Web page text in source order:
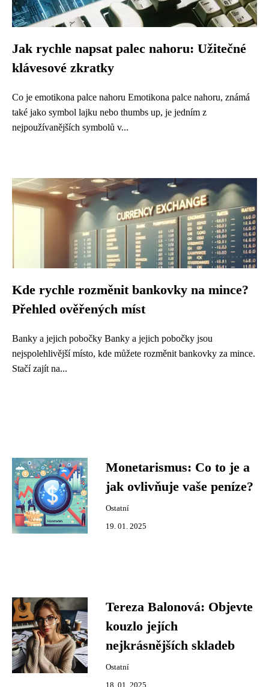
Jak rychle napsat palec nahoru: Užitečné
klávesové zkratky
Co je emotikona palce nahoru Emotikona palce nahoru, známá
také jako symbol lajku nebo thumbs up, je jedním z
nejpoužívanějších symbolů v...
Kde rychle rozměnit bankovky na mince?
Přehled ověřených míst
Banky a jejich pobočky Banky a jejich pobočky jsou
nejspolehlivější místo, kde můžete rozměnit bankovky za mince.
Stačí zajít na...
Monetarismus: Co to je a
jak ovlivňuje vaše peníze?
Ostatní
19. 01. 2025
Tereza Balonová: Objevte
kouzlo jejích
nejkrásnějších skladeb
Ostatní
18. 01. 2025